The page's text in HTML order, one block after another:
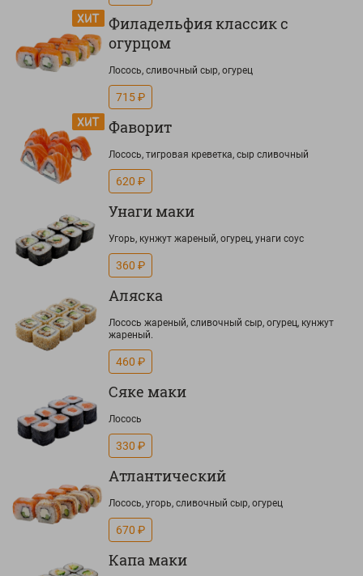
Филадельфия классик с
огурцом
Лосось, сливочный сыр, огурец
715 ₽
Фаворит
Лосось, тигровая креветка, сыр сливочный
620 ₽
Унаги маки
Угорь, кунжут жареный, огурец, унаги соус
360 ₽
Аляска
Лосось жареный, сливочный сыр, огурец, кунжут
жареный.
460 ₽
Сяке маки
Лосось
330 ₽
Атлантический
Лосось, угорь, сливочный сыр, огурец
670 ₽
Капа маки